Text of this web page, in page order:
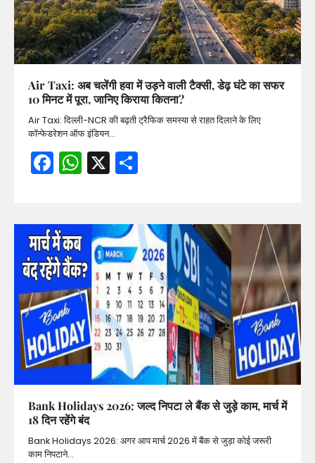
Air Taxi: अब चलेंगी हवा में उड़ने वाली टैक्सी, डेढ़ घंटे का सफर
10 मिनट में पूरा, जानिए किराया कितना?
Air Taxi: दिल्ली-NCR की बढ़ती ट्रैफिक समस्या से राहत दिलाने के लिए
कॉन्फेडरेशन ऑफ इंडियन…
Facebook
WhatsApp
X
Bank Holidays 2026: जल्द निपटा ले बैंक से जुड़े काम, मार्च में
18 दिन रहेंगे बंद
Bank Holidays 2026: अगर आप मार्च 2026 में बैंक से जुड़ा कोई जरूरी
काम निपटाने…